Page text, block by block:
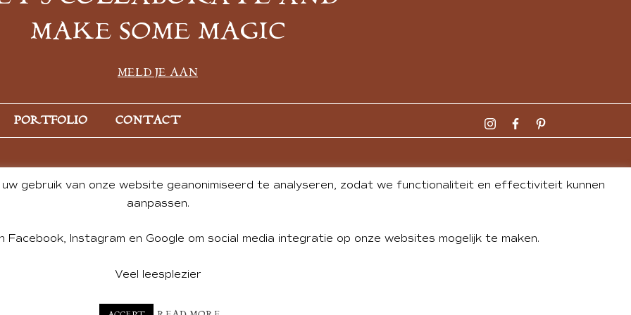
MAKE SOME MAGIC
MELD JE AAN
PORTFOLIO CONTACT
BY ANDREA DE GROOT. WEBSITE DESIGN BY
gebruik van onze website geanonimiseerd te analyseren, zodat we functionaliteit en effectiviteit kunnen
aanpassen.
Instagram en Google om social media integratie op onze websites mogelijk te maken.
Veel leesplezier